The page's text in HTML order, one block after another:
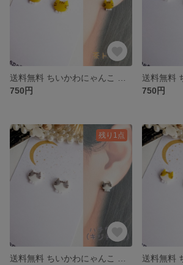
750円
750円
残り1点